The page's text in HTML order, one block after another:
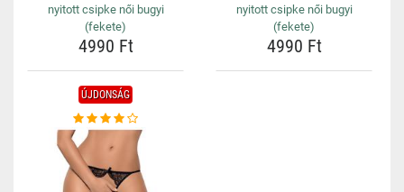
nyitott csipke női bugyi
(fekete)
4990 Ft
nyitott csipke női bugyi
(fekete)
4990 Ft
ÚJDONSÁG